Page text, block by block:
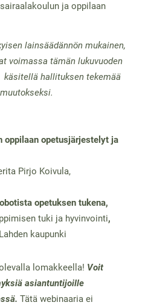
ja oppilaan
lainsäädännön mukainen,
voimassa tämän lukuvuoden
käsitellä hallituksen tekemää
oppilaan opetusjärjestelyt ja
Pirjo Koivula,
opetuksen tukena,
tuki ja hyvinvointi,
kaupunki
lomakkeella! Voit
asiantuntijoille
Tätä webinaaria ei